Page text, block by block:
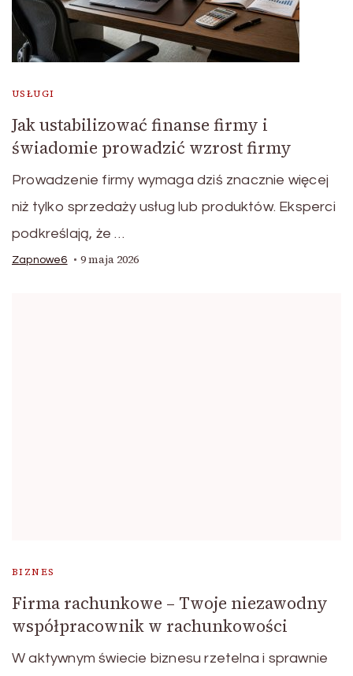
USŁUGI
Jak ustabilizować finanse firmy i
świadomie prowadzić wzrost firmy
Prowadzenie firmy wymaga dziś znacznie więcej
niż tylko sprzedaży usług lub produktów. Eksperci
podkreślają, że …
Zapnowe6 9 maja 2026
BIZNES
Firma rachunkowe – Twoje niezawodny
współpracownik w rachunkowości
W aktywnym świecie biznesu rzetelna i sprawnie